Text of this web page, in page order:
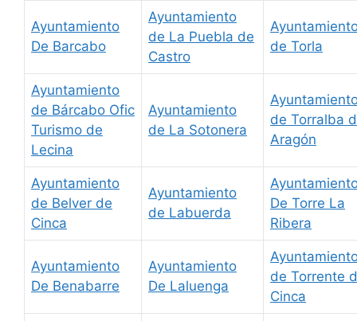
Ayuntamiento
De Barcabo
Ayuntamiento
de La Puebla de
Castro
de Torla
Ayuntamiento
de Bárcabo Ofic
Turismo de
Lecina
Ayuntamiento
de La Sotonera
de Torralba
Aragón
Ayuntamiento
de Belver de
Cinca
Ayuntamiento
de Labuerda
De Torre La
Ribera
Ayuntamiento
De Benabarre
Ayuntamiento
De Laluenga
de Torrente
Cinca